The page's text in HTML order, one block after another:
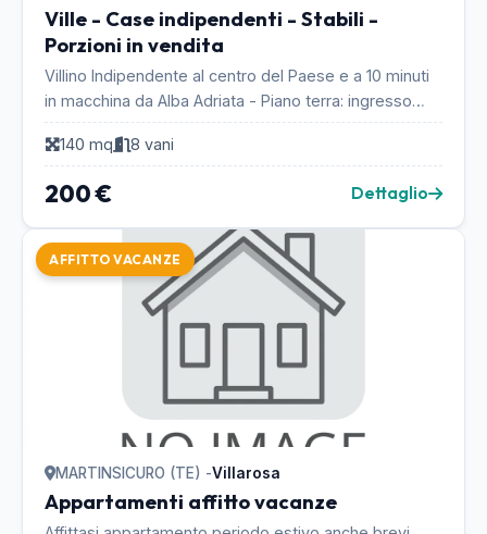
Ville - Case indipendenti - Stabili -
Porzioni in vendita
Villino Indipendente al centro del Paese e a 10 minuti
in macchina da Alba Adriata - Piano terra: ingresso
saloncino, cucina e bagno; Primo piano: du...
140 mq
8 vani
200 € Dettaglio
AFFITTO VACANZE
MARTINSICURO (TE) -Villarosa
Appartamenti affitto vacanze